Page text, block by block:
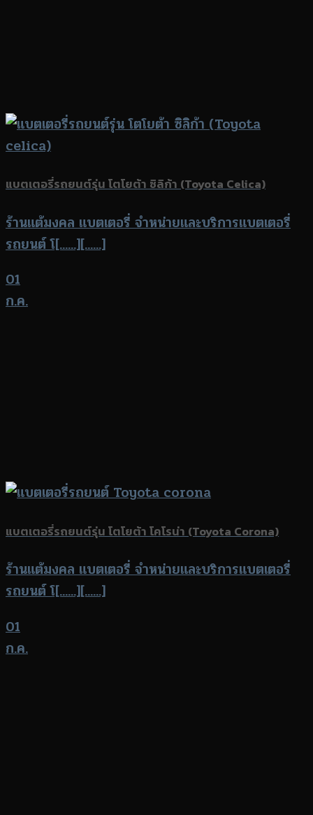
แบตเตอรี่รถยนต์รุ่น โตโยต้า ซิลิก้า (Toyota Celica)
ร้านแต้มงคล แบตเตอรี่ จำหน่ายและบริการแบตเตอรี่
รถยนต์ โ[......][......]
01
ก.ค.
แบตเตอรี่รถยนต์รุ่น โตโยต้า โคโรน่า (Toyota Corona)
ร้านแต้มงคล แบตเตอรี่ จำหน่ายและบริการแบตเตอรี่
รถยนต์ โ[......][......]
01
ก.ค.